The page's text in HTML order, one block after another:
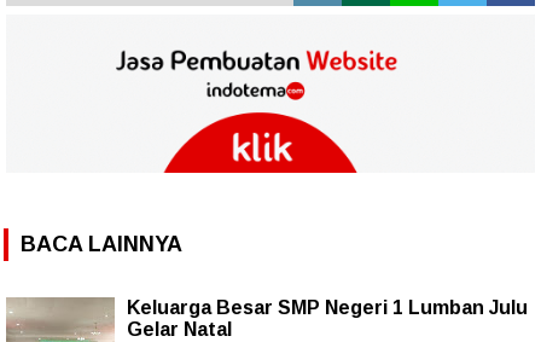
BACA LAINNYA
Keluarga Besar SMP Negeri 1 Lumban Julu
Gelar Natal